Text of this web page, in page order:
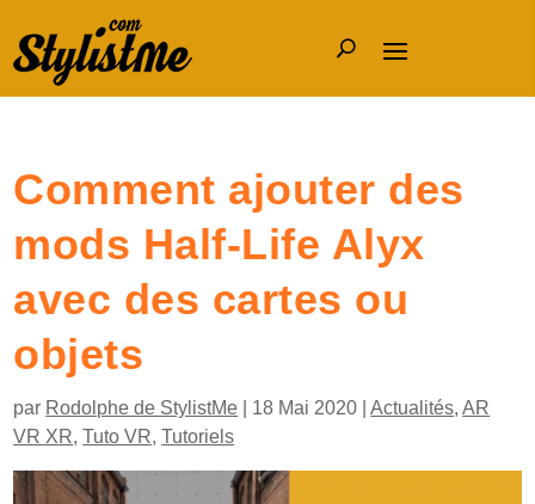
Comment ajouter des
mods Half-Life Alyx
avec des cartes ou
objets
par Rodolphe de StylistMe 18 Mai 2020 |Actualités,AR
VR XR,Tuto VR,Tutoriels